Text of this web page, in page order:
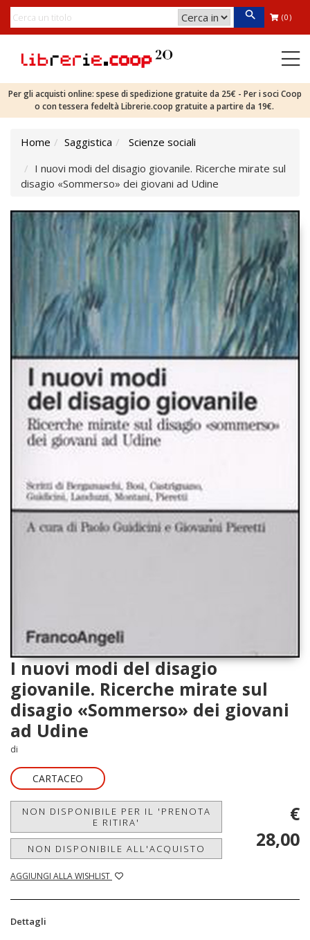
(0)
Per gli acquisti online: spese di spedizione gratuite da 25€ - Per i soci Coop
o con tessera fedeltà Librerie.coop gratuite a partire da 19€.
Home Saggistica
Scienze sociali
I nuovi modi del disagio giovanile. Ricerche mirate sul
disagio «Sommerso» dei giovani ad Udine
I nuovi modi del disagio
giovanile. Ricerche mirate sul
disagio «Sommerso» dei giovani
ad Udine
di
CARTACEO
NON DISPONIBILE PER IL 'PRENOTA
E RITIRA'
NON DISPONIBILE ALL'ACQUISTO
AGGIUNGI ALLA WISHLIST
€
28,00
Dettagli